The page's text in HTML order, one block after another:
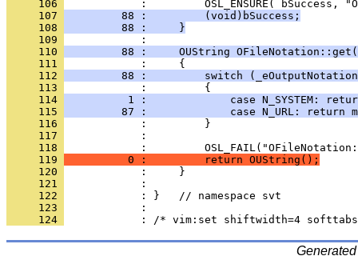
     106
     107
         88 :         (void)bSuccess;
     108
         88 :     }
     109
     110
88 :     OUString
     111
     112
88 :         switch
     113
     114
1 :             case N_SYSTEM:
     115
87 :             case N_URL: return
     116
     117
     118
     119
          0 :         return OUString();
     120
     121
     122
     123
     124